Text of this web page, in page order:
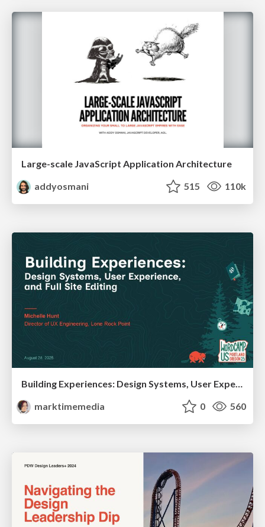
Large-scale JavaScript Application Architecture
addyosmani
515 110k
Building Experiences: Design Systems, User Experience, and Full Site Editing
marktimemedia
0 560